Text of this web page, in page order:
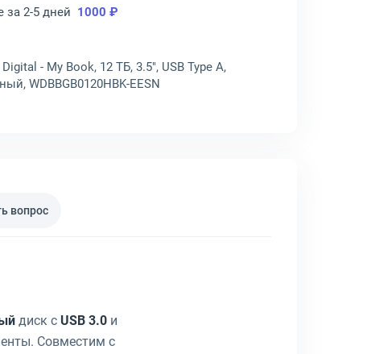
за 2-5 дней 1000 ₽
- My Book, 12 ТБ, 3.5", USB Type A,
WDBBGB0120HBK-EESN
вопрос
диск с USB 3.0 и
Совместим с